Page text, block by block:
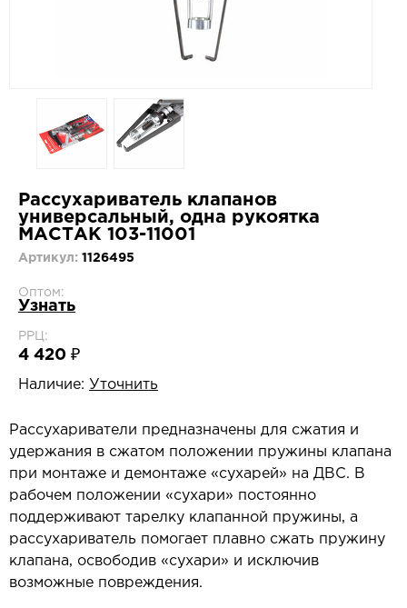
Рассухариватель клапанов
универсальный, одна рукоятка
МАСТАК 103-11001
Артикул: 1126495
Оптом:
Узнать
РРЦ:
4 420 ₽
Наличие: Уточнить
Рассухариватели предназначены для сжатия и
удержания в сжатом положении пружины клапана
при монтаже и демонтаже «сухарей» на ДВС. В
рабочем положении «сухари» постоянно
поддерживают тарелку клапанной пружины, а
рассухариватель помогает плавно сжать пружину
клапана, освободив «сухари» и исключив
возможные повреждения.